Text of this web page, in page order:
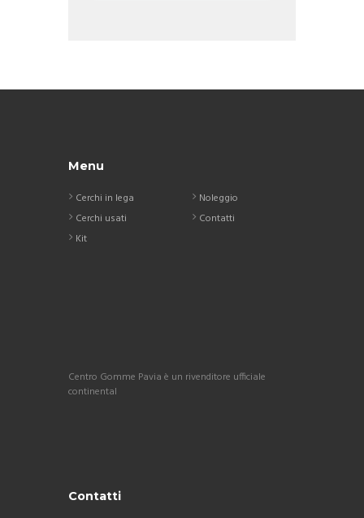
Menu
Cerchi in lega
Cerchi usati
Kit
Noleggio
Contatti
Centro Gomme Pavia è un rivenditore ufficiale
continental
Contatti